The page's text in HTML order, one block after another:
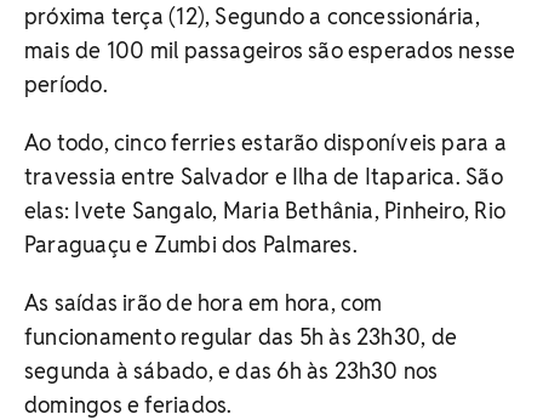
próxima terça (12), Segundo a concessionária,
mais de 100 mil passageiros são esperados nesse
período.
Ao todo, cinco ferries estarão disponíveis para a
travessia entre Salvador e Ilha de Itaparica. São
elas: Ivete Sangalo, Maria Bethânia, Pinheiro, Rio
Paraguaçu e Zumbi dos Palmares.
As saídas irão de hora em hora, com
funcionamento regular das 5h às 23h30, de
segunda à sábado, e das 6h às 23h30 nos
domingos e feriados.